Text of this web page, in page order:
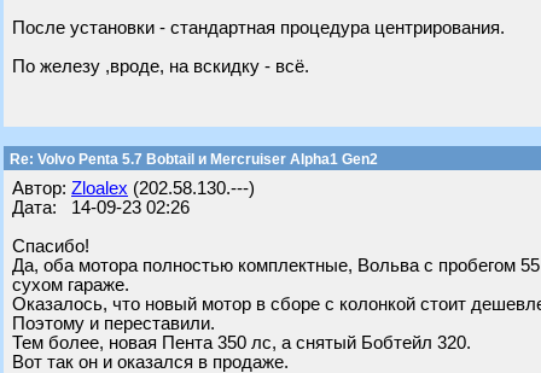
После установки - стандартная процедура центрирования.
По железу ,вроде, на вскидку - всё.
Re: Volvo Penta 5.7 Bobtail и Mercruiser Alpha1 Gen2
Автор: Zloalex (202.58.130.---)
Дата: 14-09-23 02:26
Спасибо!
Да, оба мотора полностью комплектные, Вольва с пробегом
сухом гараже.
Оказалось, что новый мотор в сборе с колонкой стоит
Поэтому и переставили.
Тем более, новая Пента 350 лс, а снятый Бобтейл 320.
Вот так он и оказался в продаже.